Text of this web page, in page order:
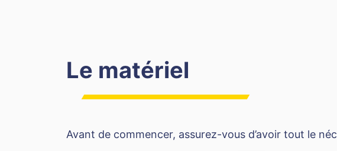
Le matériel
Avant de commencer, assurez-vous d’avoir tout le